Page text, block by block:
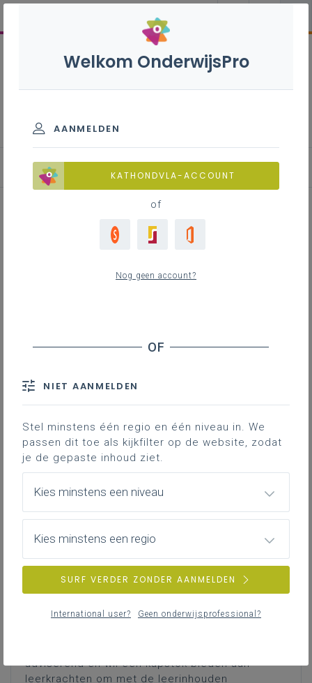
Achtergrond
Als school beschik je vast en zeker over een
Het is belangrijk dat je een correcte inschatting
maakt van de risico’s die verbonden zijn aan de
maken van het risicoanalysemodel voor
sporttoestellen.Meer informatie rond extra-
murosactiviteiten en sport en spel lees je op
murosactiviteiten-sport-en-spel
87KB
Leerlijnen eerste hulp Rode Kruis
Vlaanderen
adviserend en wil een kapstok bieden aan
leerkrachten om met de leerinhouden
Welkom OnderwijsPro
AANMELDEN
KATHONDVLA-ACCOUNT
of
Nog geen account?
NIET AANMELDEN
Stel minstens één regio en één niveau in. We
passen dit toe als kijkfilter op de website, zodat
je de gepaste inhoud ziet.
Kies minstens een niveau
Kies minstens een regio
SURF VERDER ZONDER AANMELDEN
International user? Geen onderwijsprofessional?